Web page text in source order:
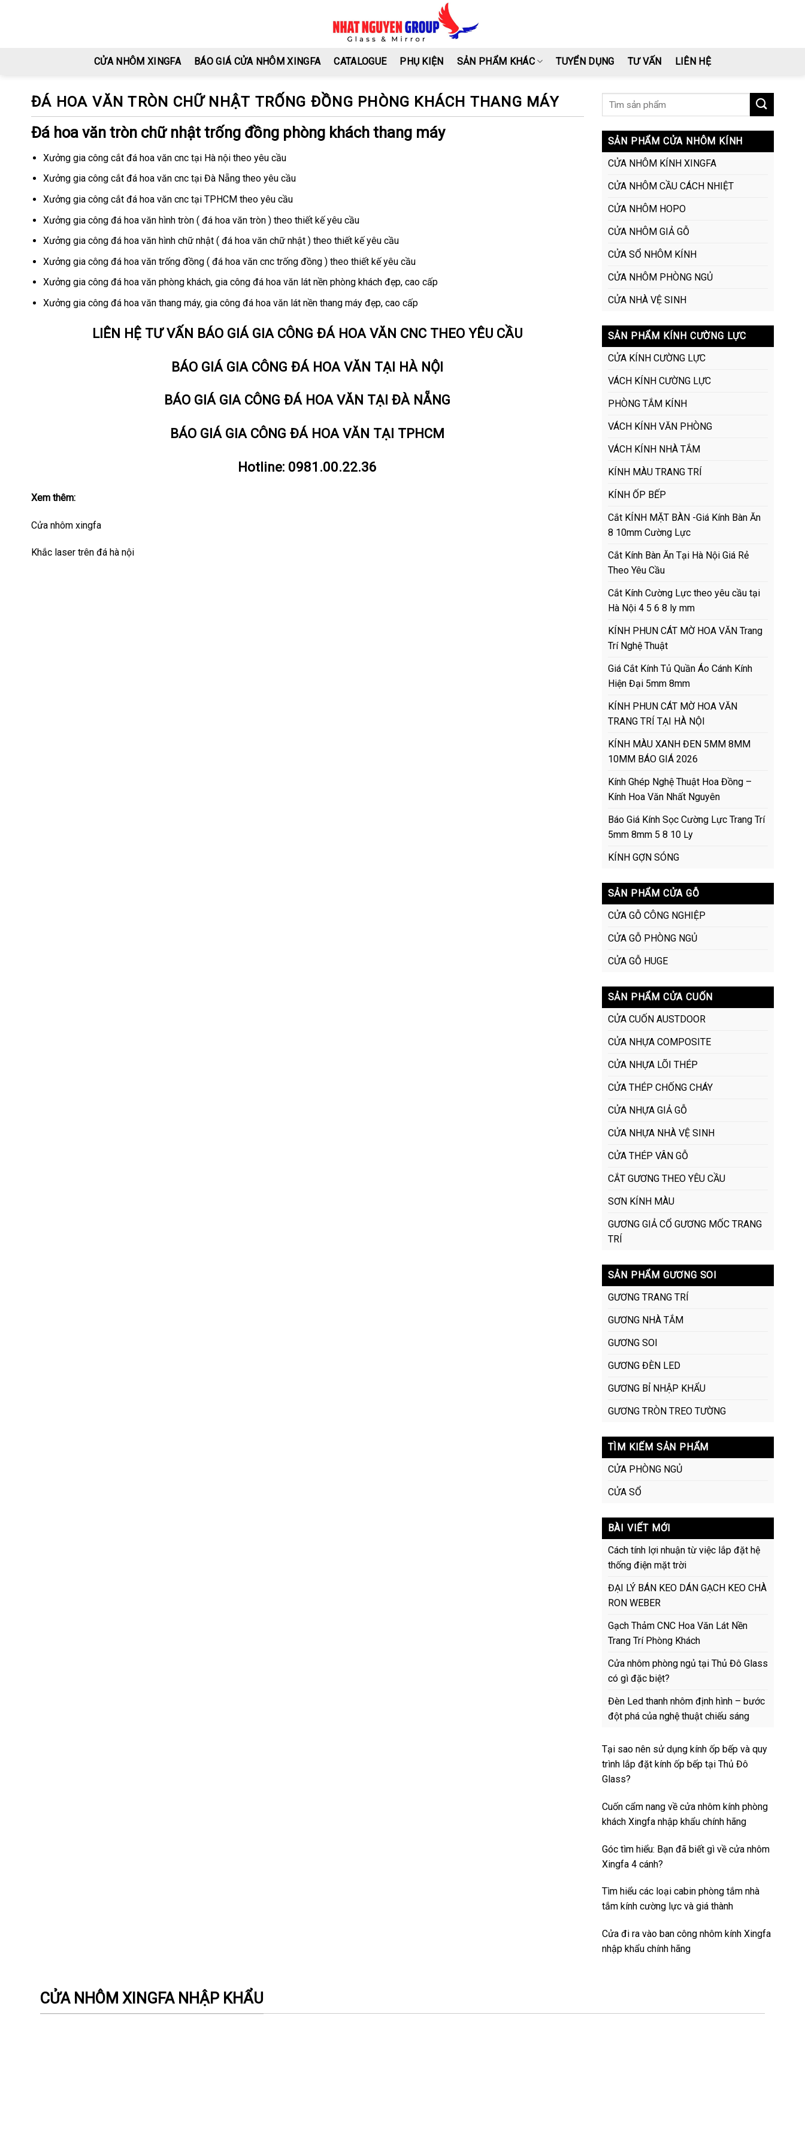
CỬA NHÔM XINGFA BÁO GIÁ CỬA NHÔM XINGFA CATALOGUE PHỤ KIỆN SẢN PHẨM KHÁC TUYỂN DỤNG TƯ VẤN LIÊN HỆ
ĐÁ HOA VĂN TRÒN CHỮ NHẬT TRỐNG ĐỒNG PHÒNG KHÁCH THANG MÁY
Đá hoa văn tròn chữ nhật trống đồng phòng khách thang máy
Xưởng gia công cắt đá hoa văn cnc tại Hà nội theo yêu cầu
Xưởng gia công cắt đá hoa văn cnc tại Đà Nẵng theo yêu cầu
Xưởng gia công cắt đá hoa văn cnc tại TPHCM theo yêu cầu
Xưởng gia công đá hoa văn hình tròn ( đá hoa văn tròn ) theo thiết kế yêu cầu
Xưởng gia công đá hoa văn hình chữ nhật ( đá hoa văn chữ nhật ) theo thiết kế yêu cầu
Xưởng gia công đá hoa văn trống đồng ( đá hoa văn cnc trống đồng ) theo thiết kế yêu cầu
Xưởng gia công đá hoa văn phòng khách, gia công đá hoa văn lát nền phòng khách đẹp, cao cấp
Xưởng gia công đá hoa văn thang máy, gia công đá hoa văn lát nền thang máy đẹp, cao cấp
LIÊN HỆ TƯ VẤN BÁO GIÁ GIA CÔNG ĐÁ HOA VĂN CNC THEO YÊU CẦU
BÁO GIÁ GIA CÔNG ĐÁ HOA VĂN TẠI HÀ NỘI
BÁO GIÁ GIA CÔNG ĐÁ HOA VĂN TẠI ĐÀ NẴNG
BÁO GIÁ GIA CÔNG ĐÁ HOA VĂN TẠI TPHCM
Hotline: 0981.00.22.36
Xem thêm:
Cửa nhôm xingfa
Khắc laser trên đá hà nội
SẢN PHẨM CỬA NHÔM KÍNH
CỬA NHÔM KÍNH XINGFA
CỬA NHÔM CẦU CÁCH NHIỆT
CỬA NHÔM HOPO
CỬA NHÔM GIẢ GỖ
CỬA SỔ NHÔM KÍNH
CỬA NHÔM PHÒNG NGỦ
CỬA NHÀ VỆ SINH
SẢN PHẨM KÍNH CƯỜNG LỰC
CỬA KÍNH CƯỜNG LỰC
VÁCH KÍNH CƯỜNG LỰC
PHÒNG TẮM KÍNH
VÁCH KÍNH VĂN PHÒNG
VÁCH KÍNH NHÀ TẮM
KÍNH MÀU TRANG TRÍ
KÍNH ỐP BẾP
Cắt KÍNH MẶT BÀN -Giá Kính Bàn Ăn
8 10mm Cường Lực
Cắt Kính Bàn Ăn Tại Hà Nội Giá Rẻ
Theo Yêu Cầu
Cắt Kính Cường Lực theo yêu cầu tại
Hà Nội 4 5 6 8 ly mm
KÍNH PHUN CÁT MỜ HOA VĂN Trang
Trí Nghệ Thuật
Giá Cắt Kính Tủ Quần Áo Cánh Kính
Hiện Đại 5mm 8mm
KÍNH PHUN CÁT MỜ HOA VĂN
TRANG TRÍ TẠI HÀ NỘI
KÍNH MÀU XANH ĐEN 5MM 8MM
10MM BÁO GIÁ 2026
Kính Ghép Nghệ Thuật Hoa Đồng –
Kính Hoa Văn Nhất Nguyên
Báo Giá Kính Sọc Cường Lực Trang Trí
5mm 8mm 5 8 10 Ly
KÍNH GỢN SÓNG
SẢN PHẨM CỬA GỖ
CỬA GỖ CÔNG NGHIỆP
CỬA GỖ PHÒNG NGỦ
CỬA GỖ HUGE
SẢN PHẨM CỬA CUỐN
CỬA CUỐN AUSTDOOR
CỬA NHỰA COMPOSITE
CỬA NHỰA LÕI THÉP
CỬA THÉP CHỐNG CHÁY
CỬA NHỰA GIẢ GỖ
CỬA NHỰA NHÀ VỆ SINH
CỬA THÉP VÂN GỖ
CẮT GƯƠNG THEO YÊU CẦU
SƠN KÍNH MÀU
GƯƠNG GIẢ CỔ GƯƠNG MỐC TRANG
TRÍ
SẢN PHẨM GƯƠNG SOI
GƯƠNG TRANG TRÍ
GƯƠNG NHÀ TẮM
GƯƠNG SOI
GƯƠNG ĐÈN LED
GƯƠNG BỈ NHẬP KHẨU
GƯƠNG TRÒN TREO TƯỜNG
TÌM KIẾM SẢN PHẨM
CỬA PHÒNG NGỦ
CỬA SỔ
BÀI VIẾT MỚI
Cách tính lợi nhuận từ việc lắp đặt hệ
thống điện mặt trời
ĐẠI LÝ BÁN KEO DÁN GẠCH KEO CHÀ
RON WEBER
Gạch Thảm CNC Hoa Văn Lát Nền
Trang Trí Phòng Khách
Cửa nhôm phòng ngủ tại Thủ Đô Glass
có gì đặc biệt?
Đèn Led thanh nhôm định hình – bước
đột phá của nghệ thuật chiếu sáng
Tại sao nên sử dụng kính ốp bếp và quy
trình lắp đặt kính ốp bếp tại Thủ Đô
Glass?
Cuốn cẩm nang về cửa nhôm kính phòng
khách Xingfa nhập khẩu chính hãng
Góc tìm hiểu: Bạn đã biết gì về cửa nhôm
Xingfa 4 cánh?
Tìm hiểu các loại cabin phòng tắm nhà
tắm kính cường lực và giá thành
Cửa đi ra vào ban công nhôm kính Xingfa
nhập khẩu chính hãng
CỬA NHÔM XINGFA NHẬP KHẨU